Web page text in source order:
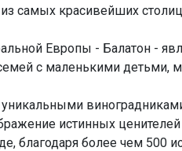
самых красивейших
Европы - Балатон -
с маленькими детьми,
уникальными
истинных ценителей
благодаря более чем 500